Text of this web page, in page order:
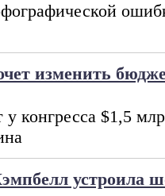
изменить
конгресса $1,5
устроила